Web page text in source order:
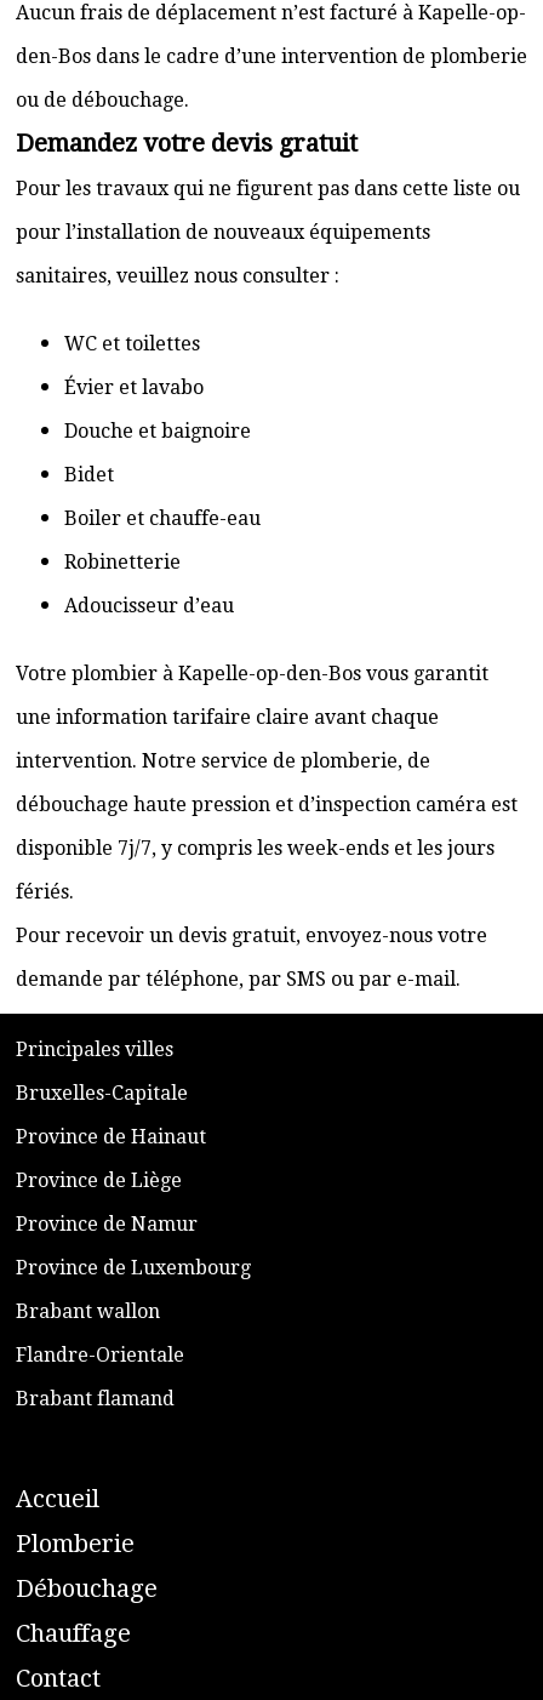
Aucun frais de déplacement n’est facturé à Kapelle-op-
den-Bos dans le cadre d’une intervention de plomberie
ou de débouchage.
Demandez votre devis gratuit
Pour les travaux qui ne figurent pas dans cette liste ou
pour l’installation de nouveaux équipements
sanitaires, veuillez nous consulter :
WC et toilettes
Évier et lavabo
Douche et baignoire
Bidet
Boiler et chauffe-eau
Robinetterie
Adoucisseur d’eau
Votre plombier à Kapelle-op-den-Bos vous garantit
une information tarifaire claire avant chaque
intervention. Notre service de plomberie, de
débouchage haute pression et d’inspection caméra est
disponible 7j/7, y compris les week-ends et les jours
fériés.
Pour recevoir un devis gratuit, envoyez-nous votre
demande par téléphone, par SMS ou par e-mail.
​Principales villes
​Bruxelles-Capitale
​Province de Hainaut
Province de Liège
​Province de Namur
​Province de Luxembourg
​Brabant wallon
​Flandre-Orientale
​Brabant flamand
Accueil
​Plomberie
Débouchage
Chauffage
Contact